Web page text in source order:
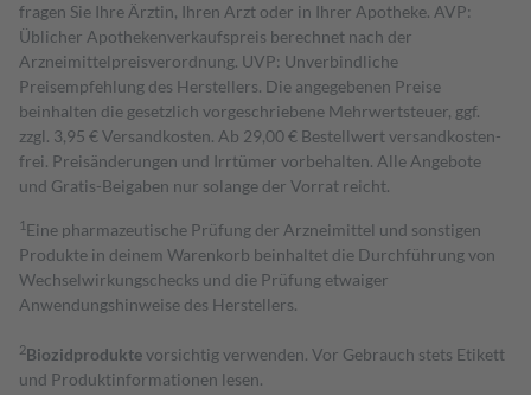
fragen Sie Ihre Ärztin, Ihren Arzt oder in Ihrer Apotheke. AVP:
Üblicher Apothekenverkaufspreis berechnet nach der
Arzneimittelpreisverordnung. UVP: Unverbindliche
Preisempfehlung des Herstellers. Die angegebenen Preise
beinhalten die gesetzlich vorgeschriebene Mehrwertsteuer, ggf.
zzgl. 3,95 € Versandkosten. Ab 29,00 € Bestell­wert versand­kosten­
frei. Preisänderungen und Irrtümer vorbehalten. Alle Angebote
und Gratis-Beigaben nur solange der Vorrat reicht.
1 Eine pharmazeutische Prüfung der Arzneimittel und sonstigen
Produkte in deinem Warenkorb beinhaltet die Durchführung von
Wechselwirkungschecks und die Prüfung etwaiger
Anwendungshinweise des Herstellers.
2Biozidproduktevorsichtig verwenden. Vor Gebrauch stets Etikett
und Produktinformationen lesen.